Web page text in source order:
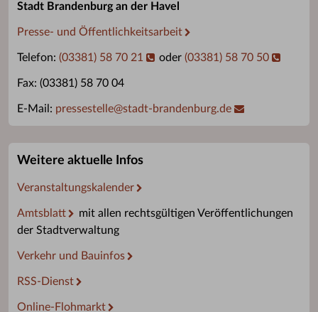
Stadt Brandenburg an der Havel
Presse- und Öffentlichkeitsarbeit
Telefon: (03381) 58 70 21 oder (03381) 58 70 50
Fax: (03381) 58 70 04
E-Mail: pressestelle@stadt-brandenburg.de
Weitere aktuelle Infos
Veranstaltungskalender
Amtsblatt
mit allen rechtsgültigen Veröffentlichungen
der Stadtverwaltung
Verkehr und Bauinfos
RSS-Dienst
Online-Flohmarkt